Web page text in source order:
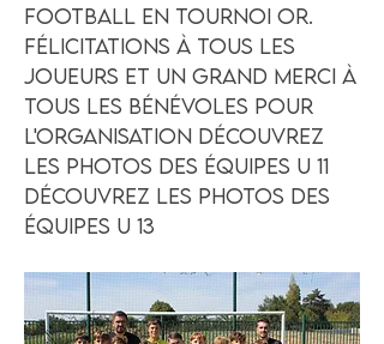
Football en tournoi or.
Félicitations à tous les
joueurs et un grand merci à
tous les bénévoles pour
l'organisation Découvrez
les photos des équipes U 11
Découvrez les photos des
équipes U 13